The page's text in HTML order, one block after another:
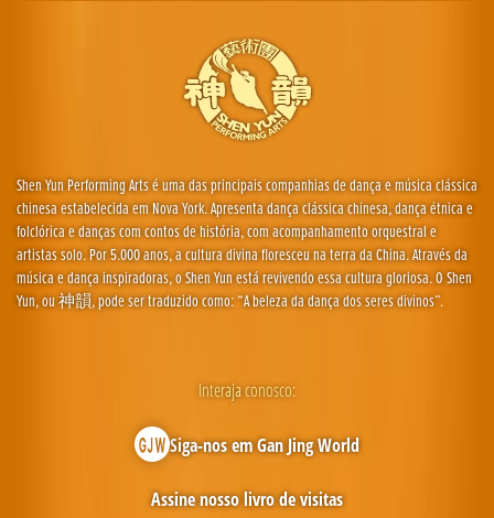
Shen Yun Performing Arts é uma das principais companhias de dança e música clássica
chinesa estabelecida em Nova York. Apresenta dança clássica chinesa, dança étnica e
folclórica e danças com contos de história, com acompanhamento orquestral e
artistas solo. Por 5.000 anos, a cultura divina floresceu na terra da China. Através da
música e dança inspiradoras, o Shen Yun está revivendo essa cultura gloriosa. O Shen
Yun, ou 神韻, pode ser traduzido como: “A beleza da dança dos seres divinos”.
Interaja conosco:
Siga-nos em Gan Jing World
Assine nosso livro de visitas